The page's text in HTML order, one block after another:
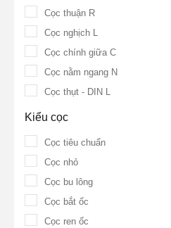
Cọc thuận R
Cọc nghịch L
Cọc chính giữa C
Cọc nằm ngang N
Cọc thụt - DIN L
Kiểu cọc
Cọc tiêu chuẩn
Cọc nhỏ
Cọc bu lông
Cọc bắt ốc
Cọc ren ốc